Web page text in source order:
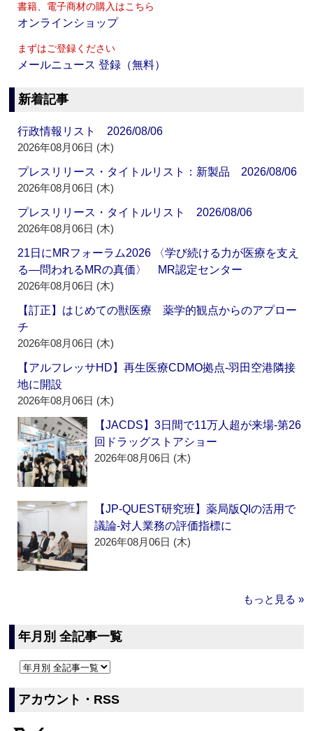
書籍、電子商材の購入はこちら
オンラインショップ
まずはご登録ください
メールニュース 登録（無料）
新着記事
行政情報リスト 2026/08/06
2026年08月06日 (木)
プレスリリース・タイトルリスト：新製品 2026/08/06
2026年08月06日 (木)
プレスリリース・タイトルリスト 2026/08/06
2026年08月06日 (木)
21日にMRフォーラム2026 〈学び続ける力が医療を支え
る―問われるMRの真価〉 MR認定センター
2026年08月06日 (木)
【訂正】はじめての獣医療 薬学的観点からのアプロー
チ
2026年08月06日 (木)
【アルフレッサHD】再生医療CDMO拠点‐羽田空港隣接
地に開設
2026年08月06日 (木)
【JACDS】3日間で11万人超が来場‐第26
回ドラッグストアショー
2026年08月06日 (木)
【JP-QUEST研究班】薬局版QIの活用で
議論‐対人業務の評価指標に
2026年08月06日 (木)
もっと見る »
年月別 全記事一覧
アカウント・RSS